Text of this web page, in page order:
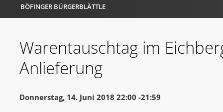
BÖFINGER BÜRGERBLÄTTLE
Warentauschtag im
Anlieferung
Donnerstag, 14. Juni 2018 22:00 -21:59